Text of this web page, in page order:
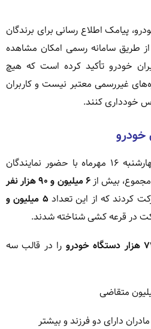
پیامک اطلاع رسانی برای برندگان
طریق سامانه رسمی امکان مشاهده
خودرو تأکید کرده است که هیچ
غیررسمی معتبر نیست و کاربران
خودداری کنند.
خودرو
قرعه کشی این مرحله روز چهارشنبه ۱۶ مهرماه با حضور نمایندگان
مجموع، بیش از۶ میلیون و ۹۰ هزار نفر
کردند که از این تعداد
۵ میلیون و
در قرعه کشی شناخته شدند.
خودرو
را در قالب سه
دارای دو فرزند و بیشتر